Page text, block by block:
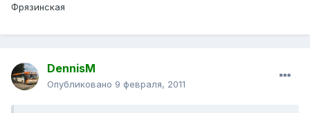
Фрязинская
DennisM
Опубликовано 9 февраля, 2011